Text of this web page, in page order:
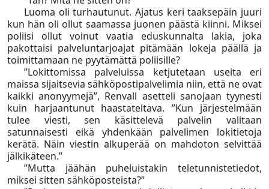
Luoma oli turhautunut. Ajatus keri taaksepäin juuri
kun hän oli ollut saamassa juonen päästä kiinni. Miksei
poliisi ollut voinut vaatia eduskunnalta lakia, joka
pakottaisi palveluntarjoajat pitämään lokeja päällä ja
toimittamaan ne pyytämättä poliisille?
”Lokittomissa palveluissa ketjutetaan useita eri
maissa sijaitsevia sähköpostipalvelimia niin, että ne ovat
kaikki anonyymejä”, Renvall asetteli sanojaan tyynesti
kuin harjaantunut haastateltava. ”Kun järjestelmään
tulee viesti, sen käsittelevä palvelin valitaan
satunnaisesti eikä yhdenkään palvelimen lokitietoja
kerätä. Näin viestin alkuperää on mahdoton selvittää
jälkikäteen.”
”Mutta jäähän puheluistakin teletunnistetiedot,
miksei sitten sähköposteista?”